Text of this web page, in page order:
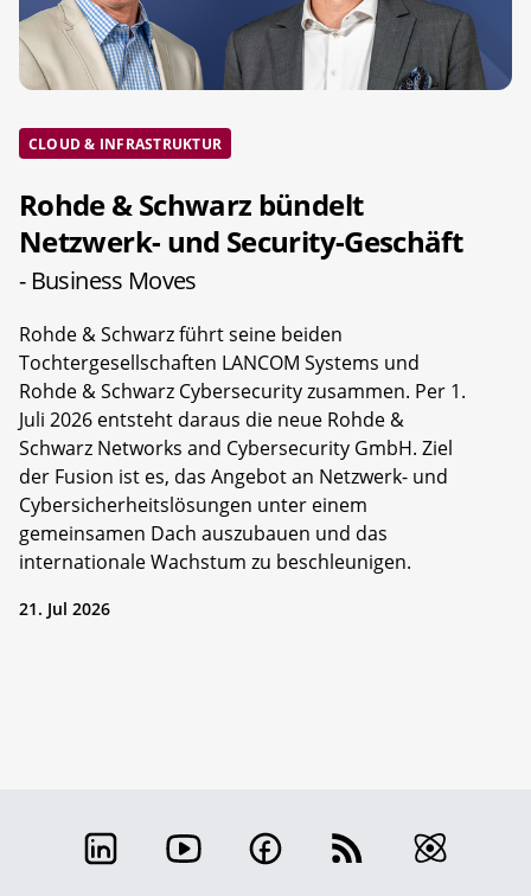
CLOUD & INFRASTRUKTUR
Rohde & Schwarz bündelt
Netzwerk- und Security-Geschäft
- Business Moves
Rohde & Schwarz führt seine beiden
Tochtergesellschaften LANCOM Systems und
Rohde & Schwarz Cybersecurity zusammen. Per 1.
Juli 2026 entsteht daraus die neue Rohde &
Schwarz Networks and Cybersecurity GmbH. Ziel
der Fusion ist es, das Angebot an Netzwerk- und
Cybersicherheitslösungen unter einem
gemeinsamen Dach auszubauen und das
internationale Wachstum zu beschleunigen.
21. Jul 2026